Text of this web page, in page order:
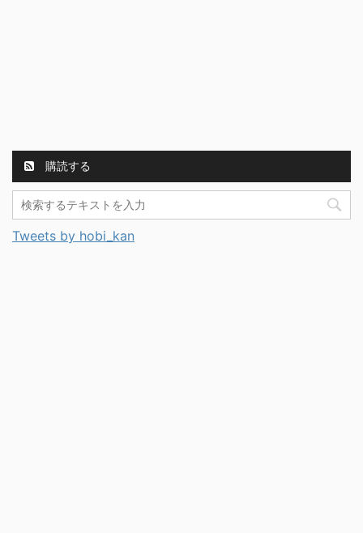
購読する
Tweets by hobi_kan